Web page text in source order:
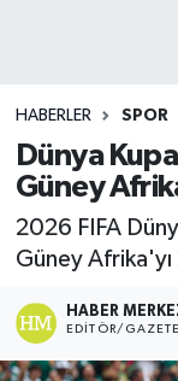
HABERLER SPOR
Dünya
Güney
2026 FIFA
Güney
HABER
EDITÖR/
Magazin
Spor
Sağlık
Turizm
Süper Lig
Tüm
Son Dakika